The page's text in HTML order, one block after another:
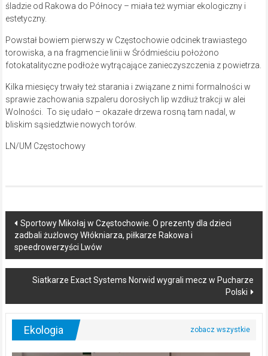
śladzie od Rakowa do Północy – miała też wymiar ekologiczny i
estetyczny.
Powstał bowiem pierwszy w Częstochowie odcinek trawiastego
torowiska, a na fragmencie linii w Śródmieściu położono
fotokatalityczne podłoże wytrącające zanieczyszczenia z powietrza.
Kilka miesięcy trwały też starania i związane z nimi formalności w
sprawie zachowania szpaleru dorosłych lip wzdłuż trakcji w alei
Wolności. To się udało – okazałe drzewa rosną tam nadal, w
bliskim sąsiedztwie nowych torów.
LN/UM Częstochowy
Post
navigation
Sportowy Mikołaj w Częstochowie. O prezenty dla dzieci
zadbali żużlowcy Włókniarza, piłkarze Rakowa i
speedrowerzyści Lwów
Siatkarze Exact Systems Norwid wygrali mecz w Pucharze
Polski
Ekologia